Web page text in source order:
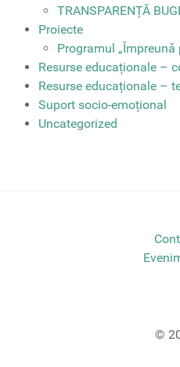
TRANSPARENȚĂ
Proiecte
Programul „Împreună
Resurse educaționale –
Resurse educaționale –
Suport socio-emoțional
Uncategorized
©